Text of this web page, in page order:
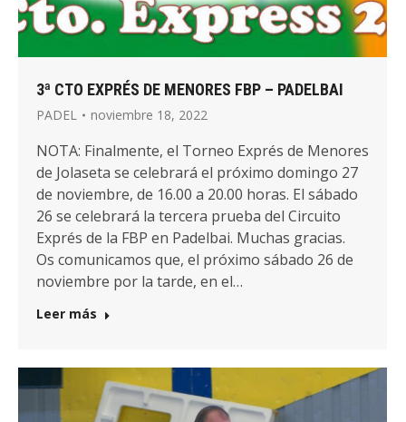
3ª CTO EXPRÉS DE MENORES FBP – PADELBAI
PADEL noviembre 18, 2022
NOTA: Finalmente, el Torneo Exprés de Menores
de Jolaseta se celebrará el próximo domingo 27
de noviembre, de 16.00 a 20.00 horas. El sábado
26 se celebrará la tercera prueba del Circuito
Exprés de la FBP en Padelbai. Muchas gracias.
Os comunicamos que, el próximo sábado 26 de
noviembre por la tarde, en el…
Leer más